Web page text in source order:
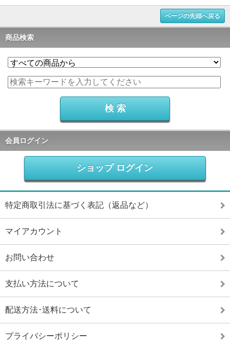
ページの先頭へ戻る
商品検索
会員ログイン
ショップ ログイン
特定商取引法に基づく表記（返品など）
マイアカウント
お問い合わせ
支払い方法について
配送方法･送料について
プライバシーポリシー